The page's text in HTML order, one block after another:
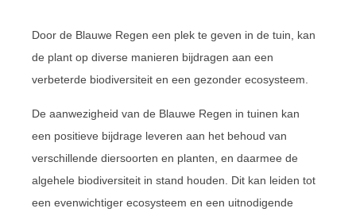
Door de Blauwe Regen een plek te geven in de tuin, kan
de plant op diverse manieren bijdragen aan een
verbeterde biodiversiteit en een gezonder ecosysteem.
De aanwezigheid van de Blauwe Regen in tuinen kan
een positieve bijdrage leveren aan het behoud van
verschillende diersoorten en planten, en daarmee de
algehele biodiversiteit in stand houden. Dit kan leiden tot
een evenwichtiger ecosysteem en een uitnodigende